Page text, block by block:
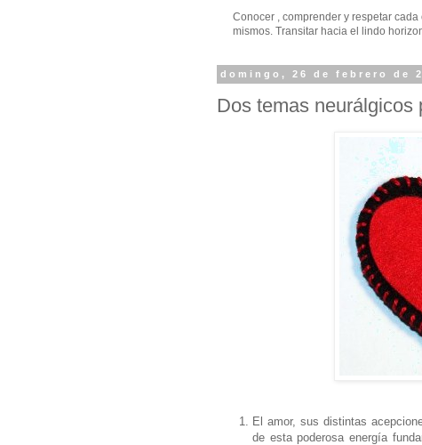
Conocer , comprender y respetar
mismos. Transitar hacia el lindo
domingo, 26 de febrero de
Dos temas neurálgicos
El amor, sus distintas
de esta poderosa energía